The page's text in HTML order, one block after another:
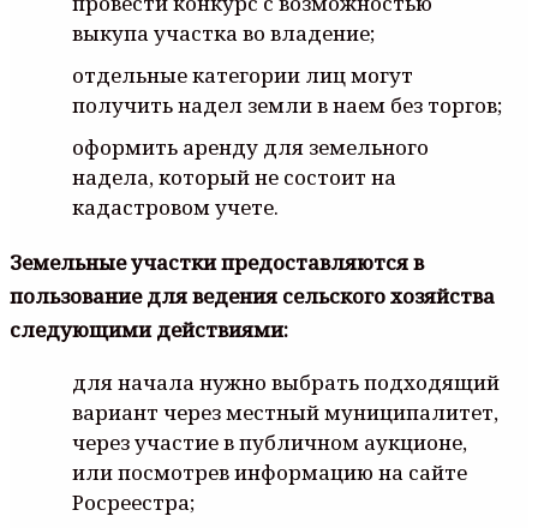
выкупа участка во владение;
отдельные категории лиц могут
получить надел земли в наем без торгов;
оформить аренду для земельного
надела, который не состоит на
кадастровом учете.
Земельные участки предоставляются в
пользование для ведения сельского хозяйства
следующими действиями:
для начала нужно выбрать подходящий
вариант через местный муниципалитет,
через участие в публичном аукционе,
или посмотрев информацию на сайте
Росреестра;